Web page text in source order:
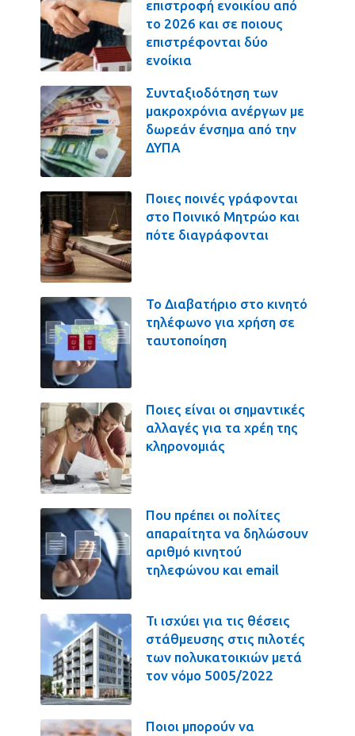
επιστροφή ενοικίου από
το 2026 και σε ποιους
επιστρέφονται δύο
ενοίκια
Συνταξιοδότηση των
μακροχρόνια ανέργων με
δωρεάν ένσημα από την
ΔΥΠΑ
Ποιες ποινές γράφονται
στο Ποινικό Μητρώο και
πότε διαγράφονται
Το Διαβατήριο στο κινητό
τηλέφωνο για χρήση σε
ταυτοποίηση
Ποιες είναι οι σημαντικές
αλλαγές για τα χρέη της
κληρονομιάς
Που πρέπει οι πολίτες
απαραίτητα να δηλώσουν
αριθμό κινητού
τηλεφώνου και email
Τι ισχύει για τις θέσεις
στάθμευσης στις πιλοτές
των πολυκατοικιών μετά
τον νόμο 5005/2022
Ποιοι μπορούν να